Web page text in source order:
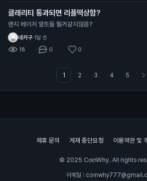
클래리티 통과되면 리플떡상함?
왠지 메이저 알트들 뛸거같지않음?
네카구·1일 전
18 0 0
1 2 3 4 5
제휴 문의 게재 중단요청 이용약관 및
© 2025 CoinWhy. All rights
이메일 :